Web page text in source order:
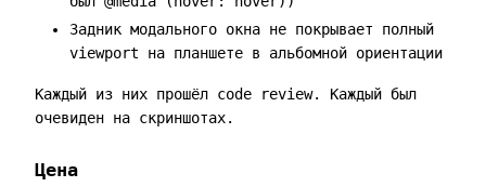
Задник модального окна не покрывает полный
viewport на планшете в альбомной ориентации
Каждый из них прошёл code review. Каждый был
очевиден на скриншотах.
Цена